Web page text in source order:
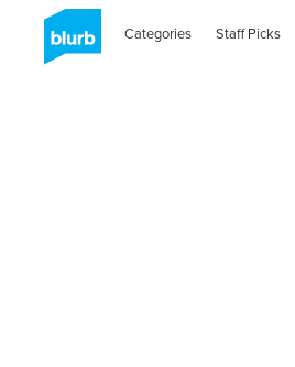
Categories Staff Picks